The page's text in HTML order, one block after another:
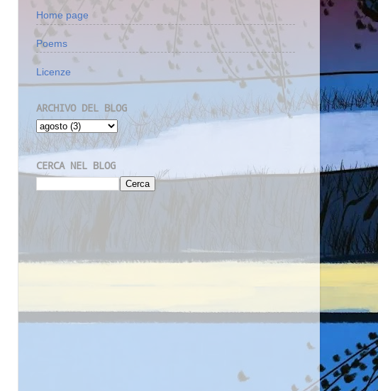
Home page
Poems
Licenze
ARCHIVO DEL BLOG
CERCA NEL BLOG